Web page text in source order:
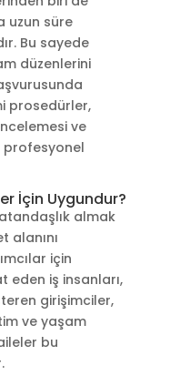
uzun süre
Bu sayede
düzenlerini
prosedürler,
ve
profesyonel
İçin Uygundur?
almak
alanını
için
eden iş insanları,
girişimciler,
ve yaşam
bu